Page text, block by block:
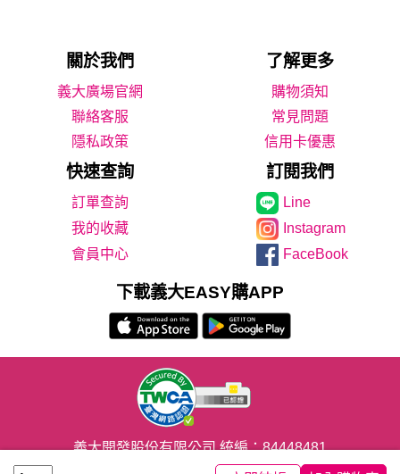
關於我們 了解更多
義大廣場官網
購物須知
聯絡客服
常見問題
隱私政策
信用卡優惠
快速查詢 訂閱我們
Line
我的收藏
Instagram
會員中心
FaceBook
下載義大EASY購APP
義大開發股份有限公司 統編：84448481
CopyRight© 2020義联集團版權所有